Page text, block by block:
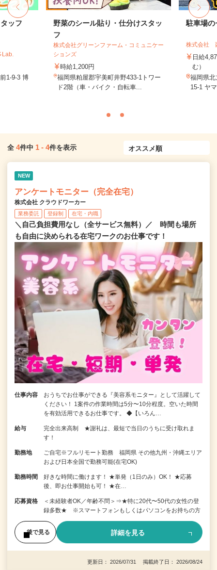
ッフ
1-9-3 博
野菜のシール貼り・仕分けスタッ
フ
株式会社グリーンファーム・コミュニケー
ションズ
時給1,200円
福岡県粕屋郡宇美町井野433-1トワー
ド2階（車・バイク・自転車...
駐車場の
株式会社
日給
む）
福岡県北
15-1 ヤ
全 4件中 1 - 4件を表示
NEW
アンケートモニター（完全在宅）
株式会社 クラウドワーカー
業務委託 登録制 在宅・内職
＼自己負担費用なし（全サービス無料）／ 時間も場所
も自由に決められる在宅ワークのお仕事です！
仕事内容
おうちでお仕事ができる『美容系モニター』として活躍して
ください！ 1案件の作業時間は5分〜10分程度。空いた時間
を有効活用できるお仕事です。 ◆【いろん…
給与
完全出来高制 ★謝礼は、最短で当日のうちに受け取れま
す！
勤務地
ご自宅※フルリモート勤務 福岡県 その他九州・沖縄エリア
および日本全国で勤務可能(在宅OK)
勤務時間
好きな時間に働けます！ ★単発（1日のみ）OK！ ★応募
後、即お仕事開始も可！ ★在…
応募資格
＜未経験者OK／年齢不問＞⇒★特に20代〜50代の女性の登
録多数★ ※スマートフォンもしくはパソコンをお持ちの方
後で見る 詳細を見る
更新日： 2026/07/31 掲載終了日： 2026/08/24